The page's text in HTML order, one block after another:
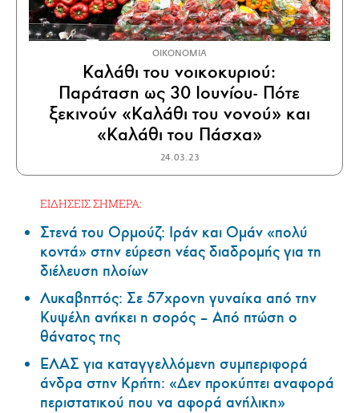
ΟΙΚΟΝΟΜΙΑ
Καλάθι του νοικοκυριού:
Παράταση ως 30 Ιουνίου- Πότε
ξεκινούν «Καλάθι του νονού» και
«Καλάθι του Πάσχα»
24.03.23
ΕΙΔΗΣΕΙΣ ΣΗΜΕΡΑ:
Στενά του Ορμούζ: Ιράν και Ομάν «πολύ
κοντά» στην εύρεση νέας διαδρομής για τη
διέλευση πλοίων
Λυκαβηττός: Σε 57χρονη γυναίκα από την
Κυψέλη ανήκει η σορός – Από πτώση ο
θάνατος της
ΕΛΑΣ για καταγγελλόμενη συμπεριφορά
άνδρα στην Κρήτη: «Δεν προκύπτει αναφορά
περιστατικού που να αφορά ανήλικη»